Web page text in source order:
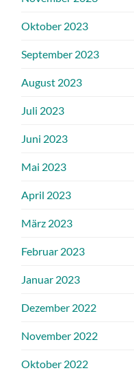
Oktober 2023
September 2023
August 2023
Juli 2023
Juni 2023
Mai 2023
April 2023
März 2023
Februar 2023
Januar 2023
Dezember 2022
November 2022
Oktober 2022